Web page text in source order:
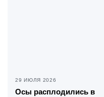
29 ИЮЛЯ 2026
Осы расплодились в